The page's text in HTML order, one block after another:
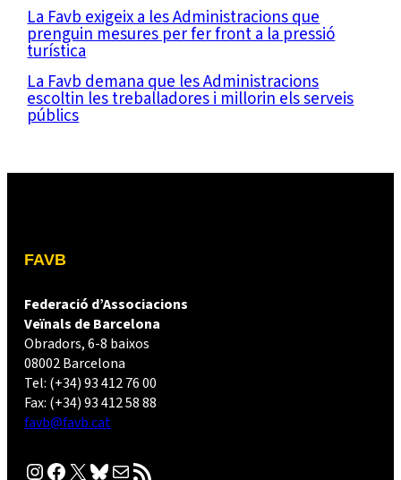
La Favb exigeix a les Administracions que
prenguin mesures per fer front a la pressió
turística
La Favb demana que les Administracions
escoltin les treballadores i millorin els serveis
públics
FAVB
Federació d’Associacions
Veïnals de Barcelona
Obradors, 6-8 baixos
08002 Barcelona
Tel: (+34) 93 412 76 00
Fax: (+34) 93 412 58 88
favb@favb.cat
InstagramFacebook X Bluesky Correu electrònic Canal RSS